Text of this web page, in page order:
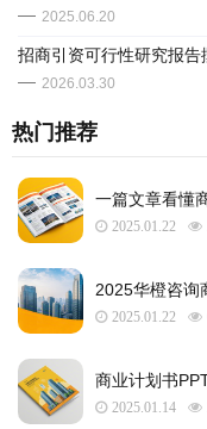
2025.06.20
招商引资可行性研究报
2026.03.30
热门推荐
一篇文章看懂
2025.01.22
2025华橙咨询
2025.01.22
商业计划书
2025.01.14